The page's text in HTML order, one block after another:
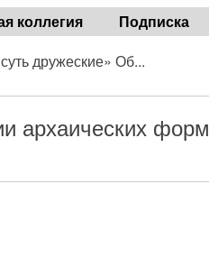
коллегия Подписка
дружеские» Об...
архаических форм